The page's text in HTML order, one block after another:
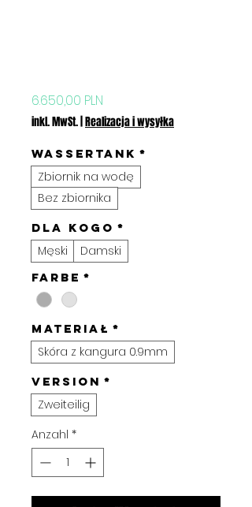
6.650,00 PLN
inkl. MwSt.|Realizacja i wysyłka
Wassertank *
Zbiornik na wodę
Bez zbiornika
Dla kogo *
Męski Damski
Farbe *
Materiał *
Skóra z kangura 0.9mm
VERSION *
Zweiteilig
Anzahl *